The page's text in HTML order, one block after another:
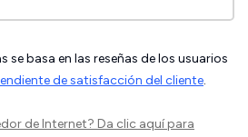
se basa en las reseñas de los usuarios
de satisfacción del cliente.
de Internet? Da clic aquípara